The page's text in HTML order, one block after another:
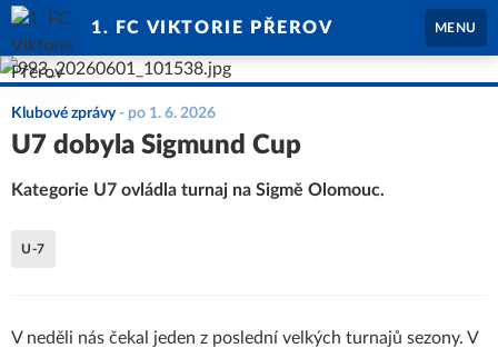
1. FC VIKTORIE PŘEROV MENU
Klubové zprávy- po 1. 6. 2026
U7 dobyla Sigmund Cup
Kategorie U7 ovládla turnaj na Sigmě Olomouc.
U-7
V neděli nás čekal jeden z poslední velkých turnajů sezony. V